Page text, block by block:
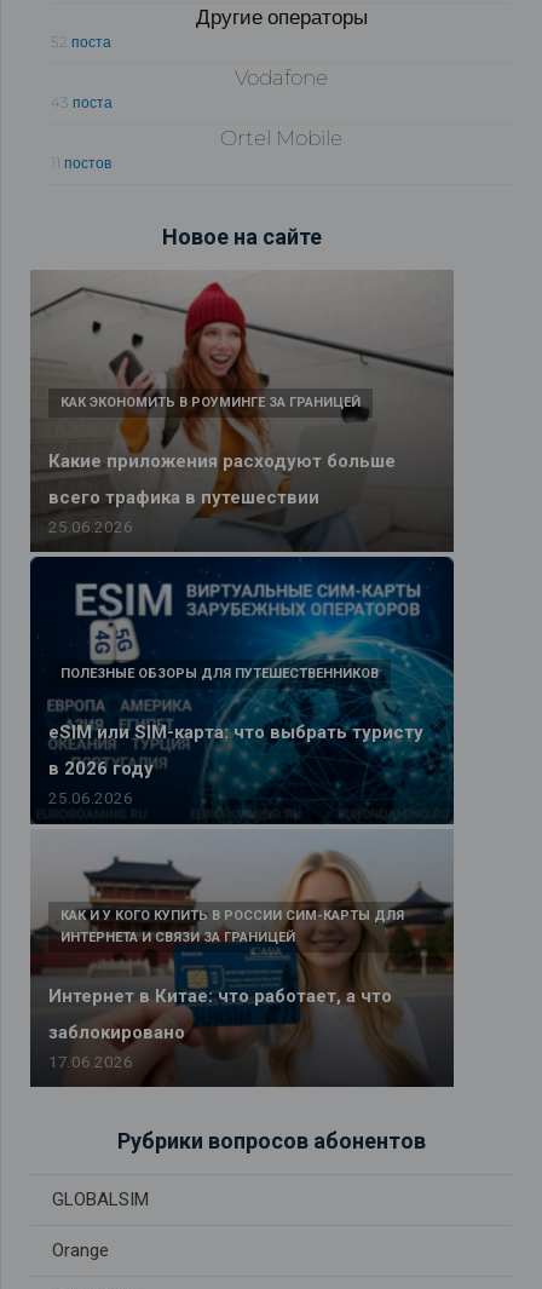
Другие операторы
52 поста
Vodafone
43 поста
Ortel Mobile
11 постов
Новое на сайте
Какие приложения расходуют больше
всего трафика в путешествии
КАК ЭКОНОМИТЬ В РОУМИНГЕ ЗА ГРАНИЦЕЙ
25.06.2026
eSIM или SIM-карта: что выбрать туристу
в 2026 году
ПОЛЕЗНЫЕ ОБЗОРЫ ДЛЯ ПУТЕШЕСТВЕННИКОВ
25.06.2026
Интернет в Китае: что работает, а что
заблокировано
КАК И У КОГО КУПИТЬ В РОССИИ СИМ-КАРТЫ ДЛЯ
ИНТЕРНЕТА И СВЯЗИ ЗА ГРАНИЦЕЙ
17.06.2026
Рубрики вопросов абонентов
GLOBALSIM
Orange